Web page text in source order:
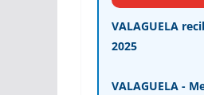
VALAGUELA
2025
VALAGUELA -